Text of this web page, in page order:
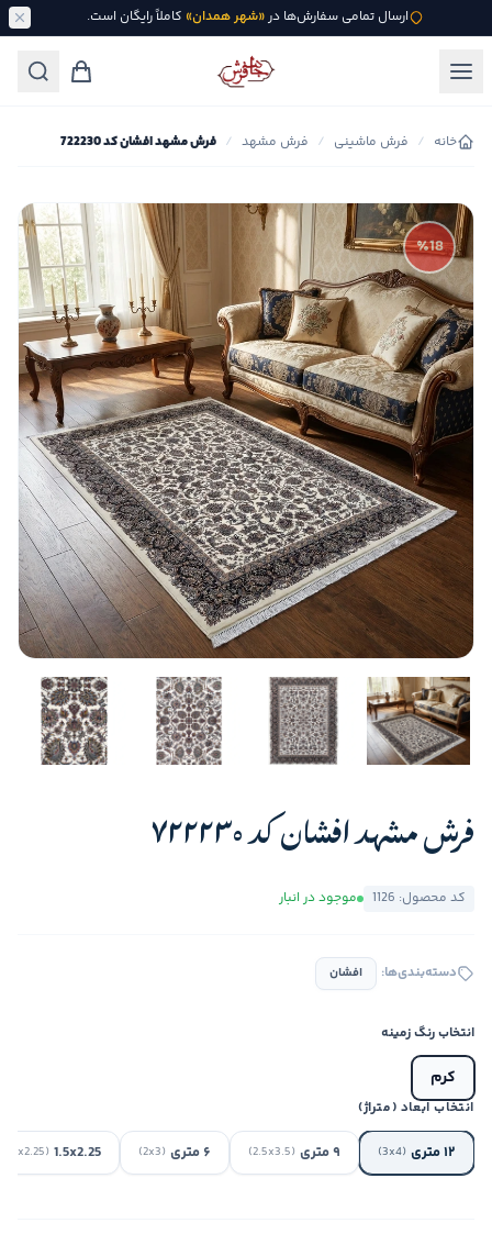
ارسال تمامی سفارش‌ها در«شهر همدان» کاملاً رایگان است.
خانه / فرش ماشینی / فرش مشهد / فرش مشهد افشان کد 722230
٪18
فرش مشهد افشان کد 722230
کد محصول: 1126 موجود در انبار
دسته‌بندی‌ها: افشان
انتخاب رنگ زمینه
کرم
انتخاب ابعاد (متراژ)
۱۲ متری (3x4) ۹ متری (2.5x3.5) ۶ متری (2x3)
1.5x2.25
(1.5x2.25)